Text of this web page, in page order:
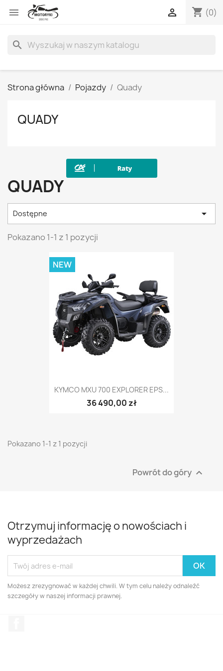
 shopping_cart (0)

search
Strona główna Pojazdy Quady
QUADY
QUADY
Dostępne 
Pokazano 1-1 z 1 pozycji
KYMCO MXU 700 EXPLORER EPS...
36 490,00 zł
NEW
Pokazano 1-1 z 1 pozycji
Powrót do góry 
Otrzymuj informację o nowościach i
wyprzedażach
Możesz zrezygnować w każdej chwili. W tym celu należy odnaleźć
szczegóły w naszej informacji prawnej.